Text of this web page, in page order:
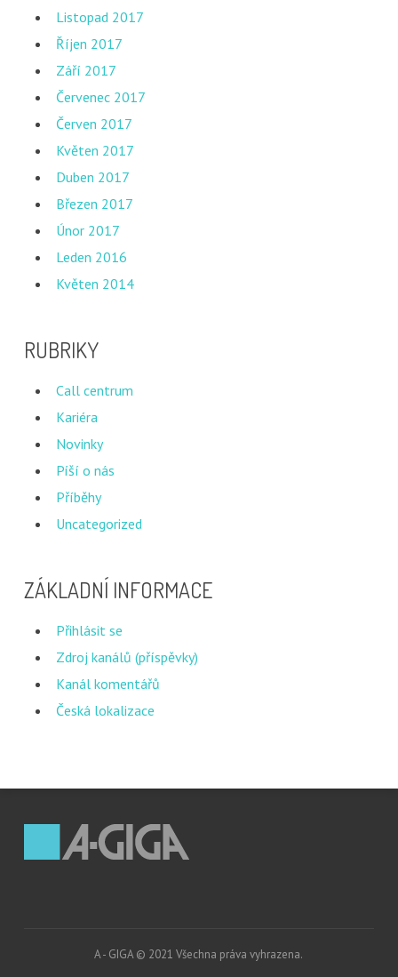
Listopad 2017
Říjen 2017
Září 2017
Červenec 2017
Červen 2017
Květen 2017
Duben 2017
Březen 2017
Únor 2017
Leden 2016
Květen 2014
RUBRIKY
Call centrum
Kariéra
Novinky
Píší o nás
Příběhy
Uncategorized
ZÁKLADNÍ INFORMACE
Přihlásit se
Zdroj kanálů (příspěvky)
Kanál komentářů
Česká lokalizace
A - GIGA © 2021 Všechna práva vyhrazena.